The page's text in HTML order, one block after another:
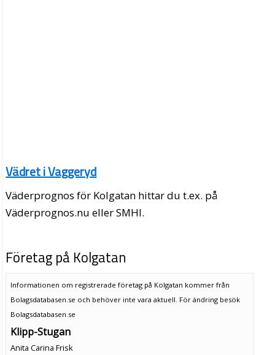
Vädret i Vaggeryd
Väderprognos för Kolgatan hittar du t.ex. på
Väderprognos.nu eller SMHI.
Företag på Kolgatan
Informationen om registrerade företag på Kolgatan kommer från
Bolagsdatabasen.se och behöver inte vara aktuell. För ändring besök
Bolagsdatabasen.se
Klipp-Stugan
Anita Carina Frisk